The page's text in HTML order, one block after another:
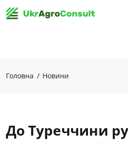
Головна Новини
До Туреччини